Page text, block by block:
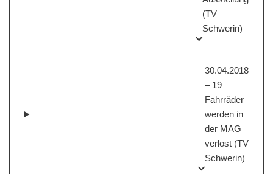
(TV
Schwerin)
30.04.2018
– 19
Fahrräder
werden in
der MAG
verlost (TV
Schwerin)